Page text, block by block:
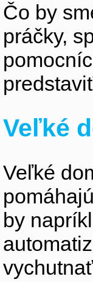
Čo by
práčky,
Veľké
Veľké
by